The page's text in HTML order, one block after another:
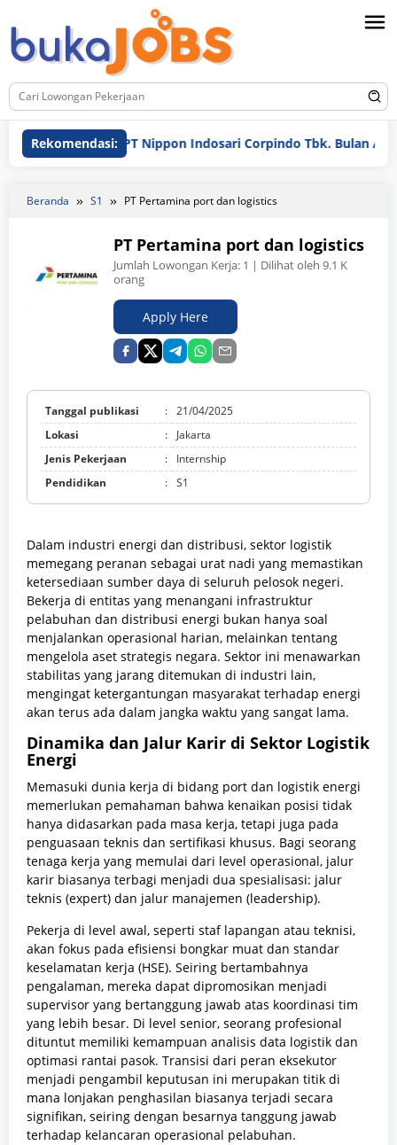
ke
konten
Rekomendasi:
Kerja PT Nippon Indosari Corpindo Tbk. Bulan Agustus
Beranda S1 PT Pertamina port dan logistics
PT Pertamina port dan logistics
Jumlah Lowongan Kerja: 1 | Dilihat oleh 9.1 K
orang
Apply Here
Tanggal publikasi : 21/04/2025
Lokasi
:
Jakarta
Jenis Pekerjaan
:
Internship
Pendidikan
: S1
Dalam industri energi dan distribusi, sektor logistik
memegang peranan sebagai urat nadi yang memastikan
ketersediaan sumber daya di seluruh pelosok negeri.
Bekerja di entitas yang menangani infrastruktur
pelabuhan dan distribusi energi bukan hanya soal
menjalankan operasional harian, melainkan tentang
mengelola aset strategis negara. Sektor ini menawarkan
stabilitas yang jarang ditemukan di industri lain,
mengingat ketergantungan masyarakat terhadap energi
akan terus ada dalam jangka waktu yang sangat lama.
Dinamika dan Jalur Karir di Sektor Logistik
Energi
Memasuki dunia kerja di bidang port dan logistik energi
memerlukan pemahaman bahwa kenaikan posisi tidak
hanya didasarkan pada masa kerja, tetapi juga pada
penguasaan teknis dan sertifikasi khusus. Bagi seorang
tenaga kerja yang memulai dari level operasional, jalur
karir biasanya terbagi menjadi dua spesialisasi: jalur
teknis (expert) dan jalur manajemen (leadership).
Pekerja di level awal, seperti staf lapangan atau teknisi,
akan fokus pada efisiensi bongkar muat dan standar
keselamatan kerja (HSE). Seiring bertambahnya
pengalaman, mereka dapat dipromosikan menjadi
supervisor yang bertanggung jawab atas koordinasi tim
yang lebih besar. Di level senior, seorang profesional
dituntut memiliki kemampuan analisis data logistik dan
optimasi rantai pasok. Transisi dari peran eksekutor
menjadi pengambil keputusan ini merupakan titik di
mana lonjakan penghasilan biasanya terjadi secara
signifikan, seiring dengan besarnya tanggung jawab
terhadap kelancaran operasional pelabuhan.